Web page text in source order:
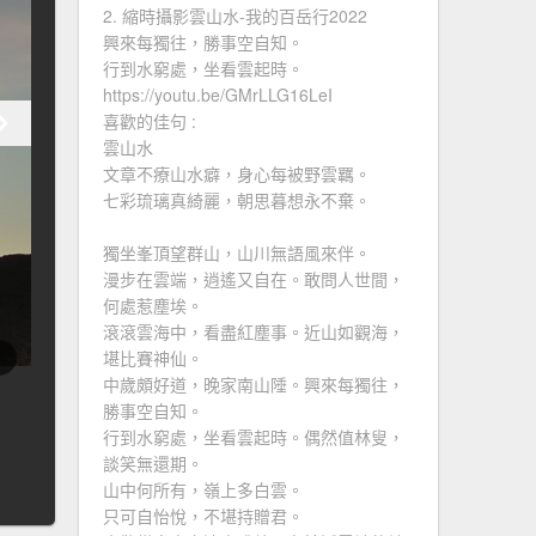
2. 縮時攝影雲山水-我的百岳行2022
興來每獨往，勝事空自知。
行到水窮處，坐看雲起時。
https://youtu.be/GMrLLG16LeI
喜歡的佳句 :
雲山水
文章不療山水癖，身心每被野雲羈。
七彩琉璃真綺麗，朝思暮想永不棄。
獨坐峯頂望群山，山川無語風來伴。
漫步在雲端，逍遙又自在。敢問人世間，
何處惹塵埃。
滾滾雲海中，看盡紅塵事。近山如觀海，
堪比賽神仙。
中歲頗好道，晚家南山陲。興來每獨往，
勝事空自知。
行到水窮處，坐看雲起時。偶然值林叟，
談笑無還期。
山中何所有，嶺上多白雲。
只可自怡悅，不堪持贈君。